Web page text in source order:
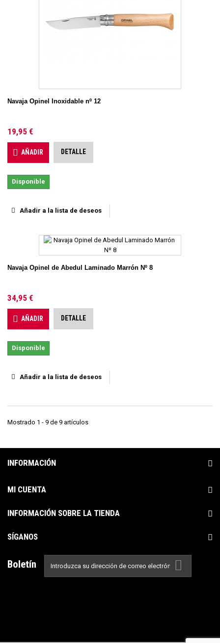
Navaja Opinel Inoxidable nº 12
19,95 €
AÑADIR DETALLE
Disponible
Añadir a la lista de deseos
Navaja Opinel de Abedul Laminado Marrón Nº 8
34,95 €
AÑADIR DETALLE
Disponible
Añadir a la lista de deseos
Mostrado 1 - 9 de 9 artículos
INFORMACIÓN
MI CUENTA
INFORMACIÓN SOBRE LA TIENDA
SÍGANOS
Boletín